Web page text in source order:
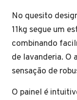
No quesito
11kg segue um
combinando
de lavanderia. O
sensação de
O painel é